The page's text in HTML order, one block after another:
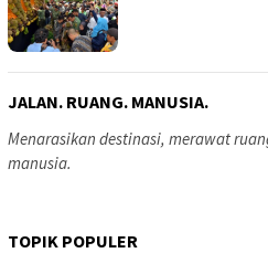
JALAN. RUANG. MANUSIA.
Menarasikan destinasi, merawat
manusia.
TOPIK POPULER